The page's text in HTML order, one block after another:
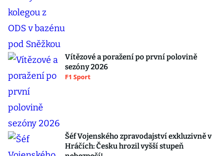
Vítězové a poražení po první polovině
sezóny 2026
F1 Sport
Šéf Vojenského zpravodajství exkluzivně v
Hráčích: Česku hrozil vyšší stupeň